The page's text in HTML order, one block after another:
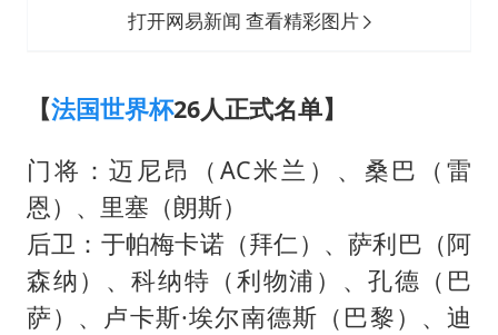
打开网易新闻 查看精彩图片
【法国世界杯26人正式名单】
门将：迈尼昂（AC米兰）、桑巴（雷
恩）、里塞（朗斯）
后卫：于帕梅卡诺（拜仁）、萨利巴（阿
森纳）、科纳特（利物浦）、孔德（巴
萨）、卢卡斯·埃尔南德斯（巴黎）、迪